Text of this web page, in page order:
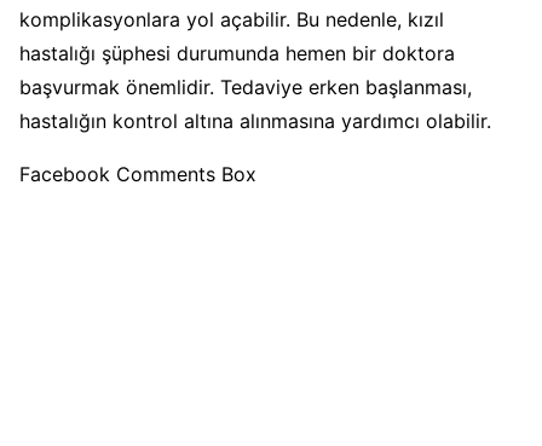
komplikasyonlara yol açabilir. Bu nedenle, kızıl
hastalığı şüphesi durumunda hemen bir doktora
başvurmak önemlidir. Tedaviye erken başlanması,
hastalığın kontrol altına alınmasına yardımcı olabilir.
Facebook Comments Box